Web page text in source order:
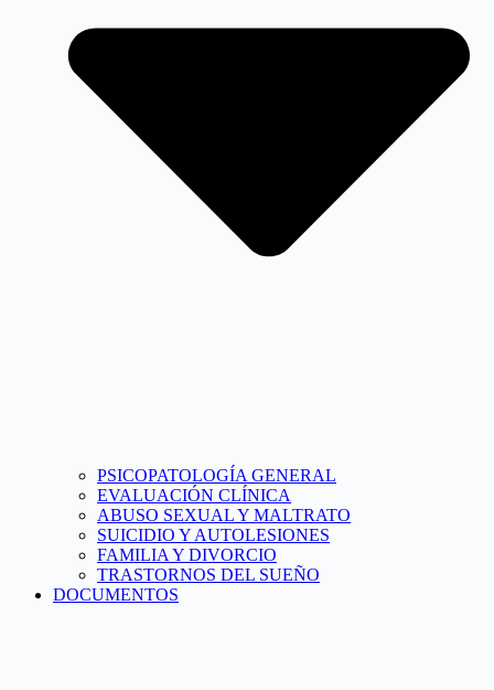
PSICOPATOLOGÍA GENERAL
EVALUACIÓN CLÍNICA
ABUSO SEXUAL Y MALTRATO
SUICIDIO Y AUTOLESIONES
FAMILIA Y DIVORCIO
TRASTORNOS DEL SUEÑO
DOCUMENTOS